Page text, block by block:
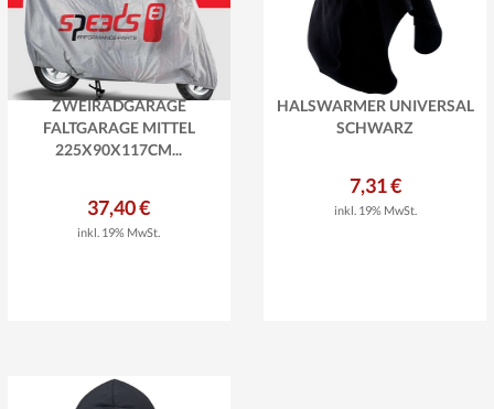
ZWEIRADGARAGE
FALTGARAGE MITTEL
225X90X117CM...
37,40 €
inkl. 19% MwSt.
HALSWÄRMER UNIVERSAL
SCHWARZ
7,31 €
inkl. 19% MwSt.